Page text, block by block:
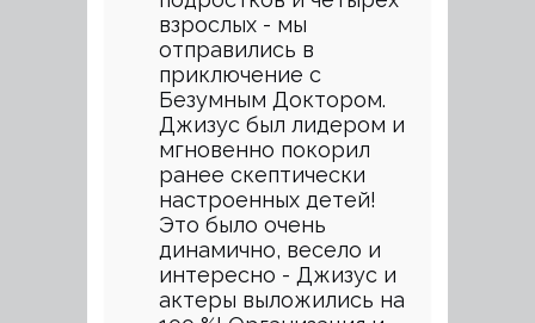
взрослых - мы
отправились в
приключение с
Безумным Доктором.
Джизус был лидером и
мгновенно покорил
ранее скептически
настроенных детей!
Это было очень
динамично, весело и
интересно - Джизус и
актеры выложились на